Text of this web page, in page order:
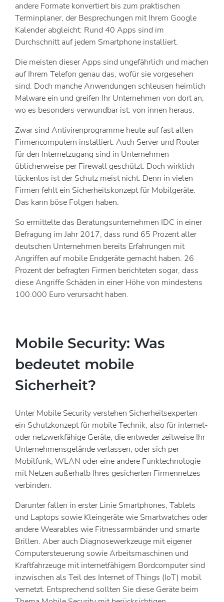
andere Formate konvertiert bis zum praktischen
Terminplaner, der Besprechungen mit Ihrem Google
Kalender abgleicht: Rund 40 Apps sind im
Durchschnitt auf jedem Smartphone installiert.
Die meisten dieser Apps sind ungefährlich und machen
auf Ihrem Telefon genau das, wofür sie vorgesehen
sind. Doch manche Anwendungen schleusen heimlich
Malware ein und greifen Ihr Unternehmen von dort an,
wo es besonders verwundbar ist: von innen heraus.
Zwar sind Antivirenprogramme heute auf fast allen
Firmencomputern installiert. Auch Server und Router
für den Internetzugang sind in Unternehmen
üblicherweise per Firewall geschützt. Doch wirklich
lückenlos ist der Schutz meist nicht. Denn in vielen
Firmen fehlt ein Sicherheitskonzept für Mobilgeräte.
Das kann böse Folgen haben.
So ermittelte das Beratungsunternehmen IDC in einer
Befragung im Jahr 2017, dass rund 65 Prozent aller
deutschen Unternehmen bereits Erfahrungen mit
Angriffen auf mobile Endgeräte gemacht haben. 26
Prozent der befragten Firmen berichteten sogar, dass
diese Angriffe Schäden in einer Höhe von mindestens
100.000 Euro verursacht haben.
Mobile Security: Was
bedeutet mobile
Sicherheit?
Unter Mobile Security verstehen Sicherheitsexperten
ein Schutzkonzept für mobile Technik, also für internet-
oder netzwerkfähige Geräte, die entweder zeitweise Ihr
Unternehmensgelände verlassen; oder sich per
Mobilfunk, WLAN oder eine andere Funktechnologie
mit Netzen außerhalb Ihres gesicherten Firmennetzes
verbinden.
Darunter fallen in erster Linie Smartphones, Tablets
und Laptops sowie Kleingeräte wie Smartwatches oder
andere Wearables wie Fitnessarmbänder und smarte
Brillen. Aber auch Diagnosewerkzeuge mit eigener
Computersteuerung sowie Arbeitsmaschinen und
Kraftfahrzeuge mit internetfähigem Bordcomputer sind
inzwischen als Teil des Internet of Things (IoT) mobil
vernetzt. Entsprechend sollten Sie diese Geräte beim